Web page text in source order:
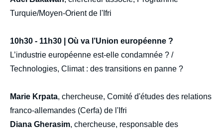
Turquie/Moyen-Orient de l'Ifri
10h30 - 11h30 | Où va l’Union européenne ?
L’industrie européenne est-elle condamnée ? /
Technologies, Climat : des transitions en panne ?
Marie Krpata, chercheuse, Comité d'études des relations
franco-allemandes (Cerfa) de l'Ifri
Diana Gherasim, chercheuse, responsable des